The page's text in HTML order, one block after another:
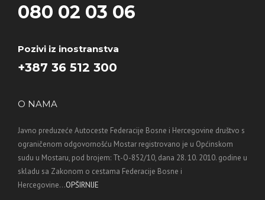
080 02 03 06
Pozivi iz inostranstva
+387 36 512 300
O NAMA
Javno preduzeće Autoceste Federacije Bosne i Hercegovine društvo s
ograničenom odgovornošću Mostar registrovano je u Općinskom
sudu u Mostaru, pod brojem: Tt-O-852/10, dana 28. 10. 2010. godine u
skladu sa Zakonom o cestama Federacije Bosne i
Hercegovine...OPŠIRNIJE